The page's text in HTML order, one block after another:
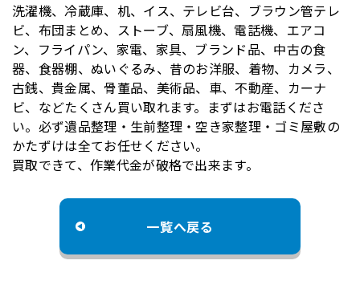
店舗概要
お問い合わせ
洗濯機、冷蔵庫、机、イス、テレビ台、ブラウン管テレ
ビ、布団まとめ、ストーブ、扇風機、電話機、エアコ
ン、フライパン、家電、家具、ブランド品、中古の食
器、食器棚、ぬいぐるみ、昔のお洋服、着物、カメラ、
古銭、貴金属、骨董品、美術品、車、不動産、カーナ
ビ、などたくさん買い取れます。まずはお電話くださ
い。必ず遺品整理・生前整理・空き家整理・ゴミ屋敷の
かたずけは全てお任せください。
買取できて、作業代金が破格で出来ます。
一覧へ戻る